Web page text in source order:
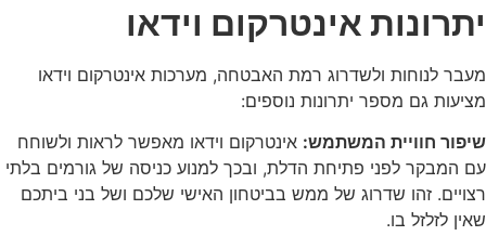
יתרונות אינטרקום וידאו
מעבר לנוחות ולשדרוג רמת האבטחה, מערכות אינטרקום וידאו
מציעות גם מספר יתרונות נוספים:
שיפור חוויית המשתמש: אינטרקום וידאו מאפשר לראות ולשוחח
עם המבקר לפני פתיחת הדלת, ובכך למנוע כניסה של גורמים בלתי
רצויים. זהו שדרוג של ממש בביטחון האישי שלכם ושל בני ביתכם
שאין לזלזל בו.